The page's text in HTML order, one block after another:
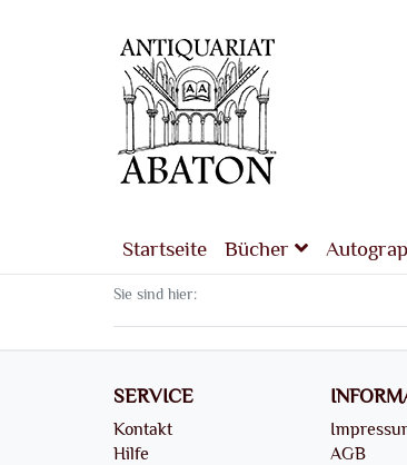
Startseite Bücher
Sie sind hier:
SERVICE
Kontakt
Hilfe
AGB